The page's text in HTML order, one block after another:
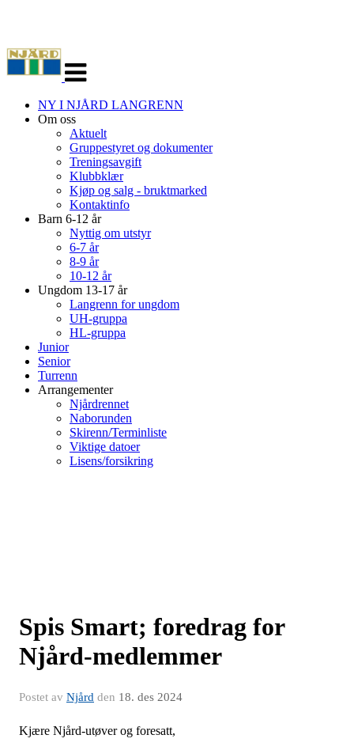
navigasjon
NY I NJÅRD LANGRENN
Om oss
Aktuelt
Gruppestyret og dokumenter
Treningsavgift
Klubbklær
Kjøp og salg - bruktmarked
Kontaktinfo
Barn 6-12 år
Nyttig om utstyr
6-7 år
8-9 år
10-12 år
Ungdom 13-17 år
Langrenn for ungdom
UH-gruppa
HL-gruppa
Junior
Senior
Turrenn
Arrangementer
Njårdrennet
Naborunden
Skirenn/Terminliste
Viktige datoer
Lisens/forsikring
Spis Smart; foredrag for
Njård-medlemmer
Postet av Njård den 18. des 2024
Kjære Njård-utøver og foresatt,